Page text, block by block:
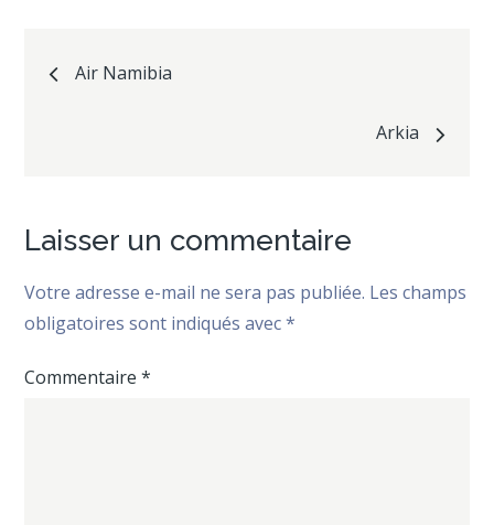
Air Namibia
Arkia
Laisser un commentaire
Votre adresse e-mail ne sera pas publiée. Les champs
obligatoires sont indiqués avec*
Commentaire*